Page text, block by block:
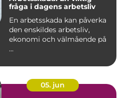
fråga i dagens arbetsliv
En arbetsskada kan påverka
den enskildes arbetsliv,
ekonomi och välmående på
...
05. jun